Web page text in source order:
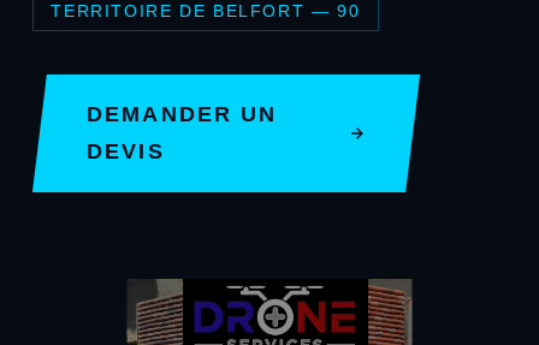
TERRITOIRE DE BELFORT — 90
DEMANDER UN
DEVIS